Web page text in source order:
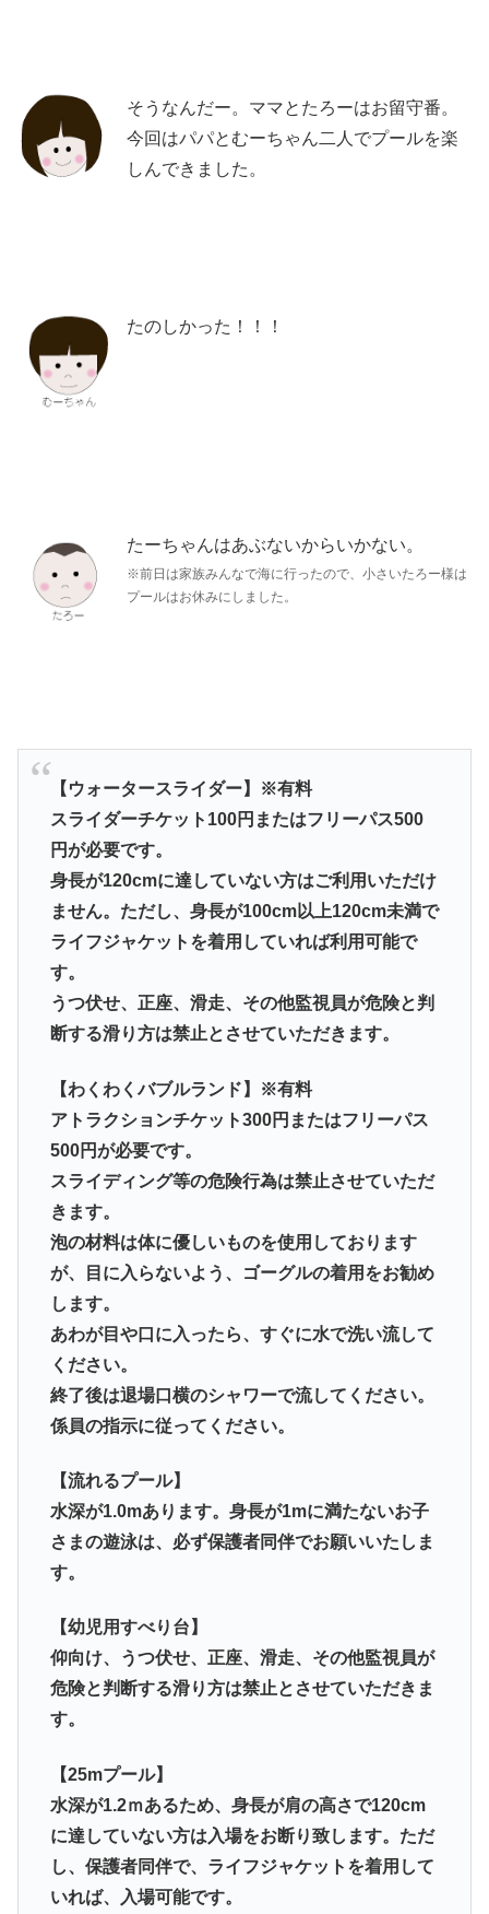
そうなんだー。ママとたろーはお留守番。
今回はパパとむーちゃん二人でプールを楽
しんできました。
たのしかった！！！
たーちゃんはあぶないからいかない。
※前日は家族みんなで海に行ったので、小さいたろー様は
プールはお休みにしました。
【ウォータースライダー】※有料
スライダーチケット100円またはフリーパス500
円が必要です。
身長が120cmに達していない方はご利用いただけ
ません。ただし、身長が100cm以上120cm未満で
ライフジャケットを着用していれば利用可能で
す。
うつ伏せ、正座、滑走、その他監視員が危険と判
断する滑り方は禁止とさせていただきます。
【わくわくバブルランド】※有料
アトラクションチケット300円またはフリーパス
500円が必要です。
スライディング等の危険行為は禁止させていただ
きます。
泡の材料は体に優しいものを使用しております
が、目に入らないよう、ゴーグルの着用をお勧め
します。
あわが目や口に入ったら、すぐに水で洗い流して
ください。
終了後は退場口横のシャワーで流してください。
係員の指示に従ってください。
【流れるプール】
水深が1.0mあります。身長が1mに満たないお子
さまの遊泳は、必ず保護者同伴でお願いいたしま
す。
【幼児用すべり台】
仰向け、うつ伏せ、正座、滑走、その他監視員が
危険と判断する滑り方は禁止とさせていただきま
す。
【25mプール】
水深が1.2ｍあるため、身長が肩の高さで120cm
に達していない方は入場をお断り致します。ただ
し、保護者同伴で、ライフジャケットを着用して
いれば、入場可能です。